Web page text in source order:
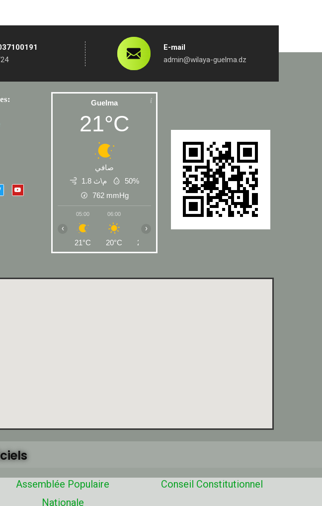
E-mail
admin@wilaya-guelma.dz
Guelma
21°C
صافي
1.8 م\ث
50%
762 mmHg
05:00
21°C
06:00
20°C 23°C
10:00
‹ ›
Assemblée Populaire
Nationale
Conseil Constitutionnel